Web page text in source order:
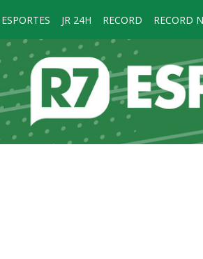
ESPORTES JR 24H RECORD RECORD